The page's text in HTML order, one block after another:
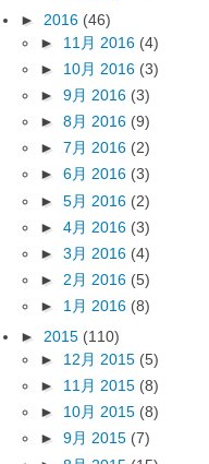
► 2016 (46)
► 11月 2016 (4)
► 10月 2016 (3)
► 9月 2016 (3)
► 8月 2016 (9)
► 7月 2016 (2)
► 6月 2016 (3)
► 5月 2016 (2)
► 4月 2016 (3)
► 3月 2016 (4)
► 2月 2016 (5)
► 1月 2016 (8)
► 2015 (110)
► 12月 2015 (5)
► 11月 2015 (8)
► 10月 2015 (8)
► 9月 2015 (7)